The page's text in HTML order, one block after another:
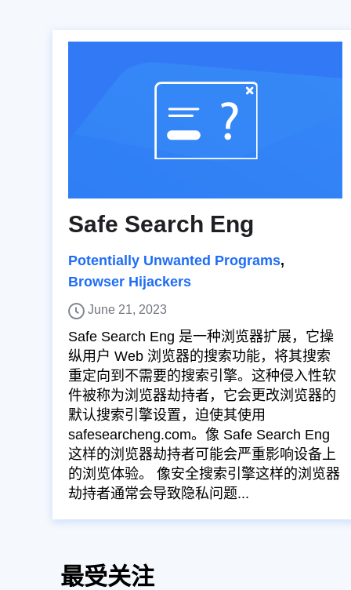
Safe Search Eng
Potentially Unwanted Programs,
Browser Hijackers
June 21, 2023
Safe Search Eng 是一种浏览器扩展，它操
纵用户 Web 浏览器的搜索功能，将其搜索
重定向到不需要的搜索引擎。这种侵入性软
件被称为浏览器劫持者，它会更改浏览器的
默认搜索引擎设置，迫使其使用
safesearcheng.com。像 Safe Search Eng
这样的浏览器劫持者可能会严重影响设备上
的浏览体验。 像安全搜索引擎这样的浏览器
劫持者通常会导致隐私问题...
最受关注